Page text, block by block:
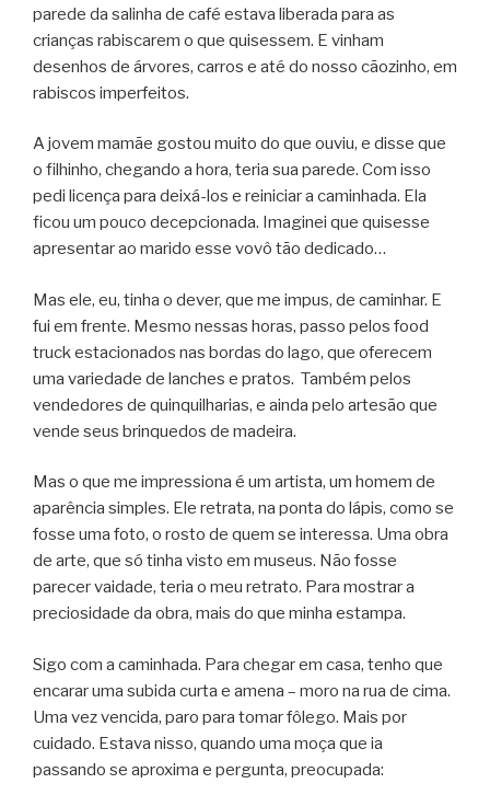
parede da salinha de café estava liberada para as
crianças rabiscarem o que quisessem. E vinham
desenhos de árvores, carros e até do nosso cãozinho, em
rabiscos imperfeitos.
A jovem mamãe gostou muito do que ouviu, e disse que
o filhinho, chegando a hora, teria sua parede. Com isso
pedi licença para deixá-los e reiniciar a caminhada. Ela
ficou um pouco decepcionada. Imaginei que quisesse
apresentar ao marido esse vovô tão dedicado…
Mas ele, eu, tinha o dever, que me impus, de caminhar. E
fui em frente. Mesmo nessas horas, passo pelos food
truck estacionados nas bordas do lago, que oferecem
uma variedade de lanches e pratos. Também pelos
vendedores de quinquilharias, e ainda pelo artesão que
vende seus brinquedos de madeira.
Mas o que me impressiona é um artista, um homem de
aparência simples. Ele retrata, na ponta do lápis, como se
fosse uma foto, o rosto de quem se interessa. Uma obra
de arte, que só tinha visto em museus. Não fosse
parecer vaidade, teria o meu retrato. Para mostrar a
preciosidade da obra, mais do que minha estampa.
Sigo com a caminhada. Para chegar em casa, tenho que
encarar uma subida curta e amena – moro na rua de cima.
Uma vez vencida, paro para tomar fôlego. Mais por
cuidado. Estava nisso, quando uma moça que ia
passando se aproxima e pergunta, preocupada: